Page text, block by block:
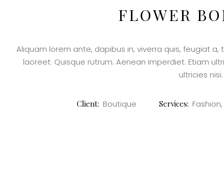
FLOWER
Aliquam lorem ante, dapibus in, viverra quis, feugiat a,
laoreet. Quisque rutrum. Aenean imperdiet. Etiam
ultricies nisi.
Client: Boutique Services: